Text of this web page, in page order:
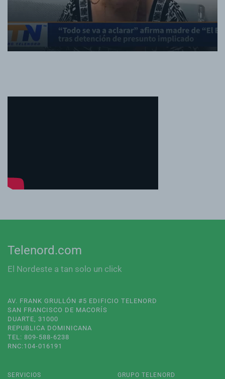
Telenord.com
El Nordeste a tan solo un click
AV. FRANK GRULLÓN #5 EDIFICIO TELENORD
SAN FRANCISCO DE MACORÍS
DUARTE, 31000
REPUBLICA DOMINICANA
TEL: 809-588-6238
RNC:104-016191
SERVICIOS GRUPO TELENORD